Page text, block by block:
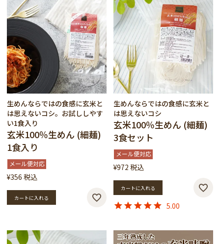
生めんならではの食感に玄米と
は思えないコシ。お試ししやす
い1食入り
玄米100％生めん (細麺)
1食入り
メール便対応
¥356 税込
カートに入れる
生めんならではの食感に玄米と
は思えないコシ
玄米100％生めん (細麺)
3食セット
メール便対応
¥972 税込
カートに入れる
5.00